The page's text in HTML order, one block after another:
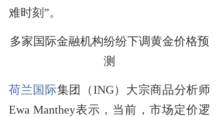
难时刻”。
多家国际金融机构纷纷下调黄金价格预
测
荷兰国际集团（ING）大宗商品分析师
Ewa Manthey表示，当前，市场定价逻